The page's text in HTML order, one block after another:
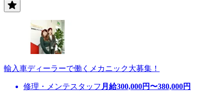
輸入車ディーラーで働くメカニック大募集！
修理・メンテスタッフ 月給300,000円〜380,000円